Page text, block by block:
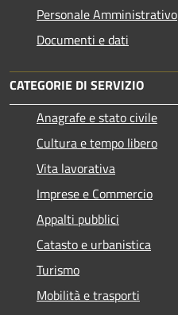
Personale Amministrativo
Documenti e dati
CATEGORIE DI SERVIZIO
Anagrafe e stato civile
Cultura e tempo libero
Vita lavorativa
Imprese e Commercio
Appalti pubblici
Catasto e urbanistica
Turismo
Mobilità e trasporti